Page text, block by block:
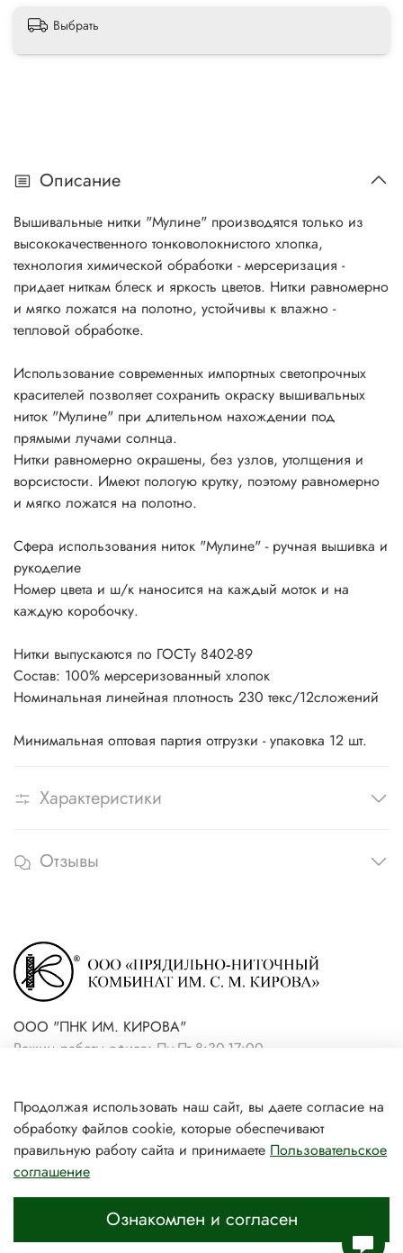
Выбрать
Описание
Вышивальные нитки "Мулине" производятся только из
высококачественного тонковолокнистого хлопка,
технология химической обработки - мерсеризация -
придает ниткам блеск и яркость цветов. Нитки равномерно
и мягко ложатся на полотно, устойчивы к влажно -
тепловой обработке.
Использование современных импортных светопрочных
красителей позволяет сохранить окраску вышивальных
ниток "Мулине" при длительном нахождении под
прямыми лучами солнца.
Нитки равномерно окрашены, без узлов, утолщения и
ворсистости. Имеют пологую крутку, поэтому равномерно
и мягко ложатся на полотно.
Сфера использования ниток "Мулине" - ручная вышивка и
рукоделие
Номер цвета и ш/к наносится на каждый моток и на
каждую коробочку.
Нитки выпускаются по ГОСТу 8402-89
Состав: 100% мерсеризованный хлопок
Номинальная линейная плотность 230 текс/12сложений
Минимальная оптовая партия отгрузки - упаковка 12 шт.
Характеристики
Отзывы
ООО "ПНК ИМ. КИРОВА"
Режим работы офиса: Пн-Пт 8:30-17:00
магазин)
+7(931) 239-81-06 (розничный
магазин)
Продолжая использовать наш сайт, вы даете согласие на
обработку файлов cookie, которые обеспечивают
правильную работу сайта и принимаете Пользовательское
соглашение
Ознакомлен и согласен